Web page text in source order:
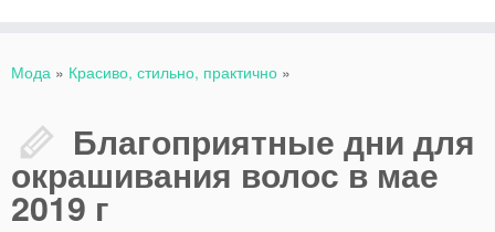
Мода » Красиво, стильно, практично »
Благоприятные дни для
окрашивания волос в мае
2019 г